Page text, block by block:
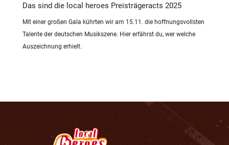
Das sind die local heroes Preisträgeracts 2025
Mit einer großen Gala kührten wir am 15.11. die hoffnungsvollsten
Talente der deutschen Musikszene. Hier erfährst du, wer welche
Auszeichnung erhielt.